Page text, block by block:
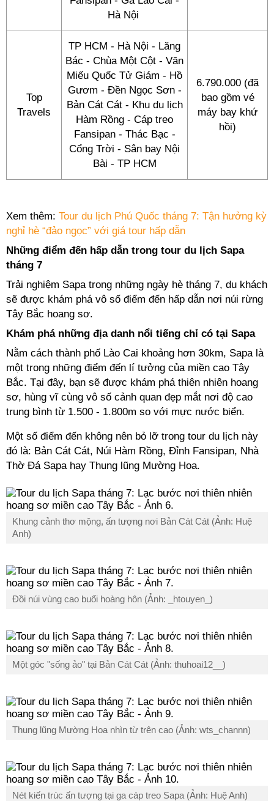
Hà Nội
Top
Travels
TP HCM - Hà Nội - Lăng
Bác - Chùa Một Cột - Văn
Miếu Quốc Tử Giám - Hồ
Gươm - Đền Ngọc Sơn -
Bản Cát Cát - Khu du lịch
Hàm Rồng - Cáp treo
Fansipan - Thác Bạc -
Cổng Trời - Sân bay Nội
Bài - TP HCM
6.790.000 (đã
bao gồm vé
máy bay khứ
hồi)
Xem thêm: Tour du lịch Phú Quốc tháng 7: Tận hưởng kỳ
nghỉ hè “đảo ngọc” với giá tour hấp dẫn
Những điểm đến hấp dẫn trong tour du lịch Sapa
tháng 7
Trải nghiệm Sapa trong những ngày hè tháng 7, du khách
sẽ được khám phá vô số điểm đến hấp dẫn nơi núi rừng
Tây Bắc hoang sơ.
Khám phá những địa danh nổi tiếng chỉ có tại Sapa
Nằm cách thành phố Lào Cai khoảng hơn 30km, Sapa là
một trong những điểm đến lí tưởng của miền cao Tây
Bắc. Tại đây, bạn sẽ được khám phá thiên nhiên hoang
sơ, hùng vĩ cùng vô số cảnh quan đẹp mắt nơi độ cao
trung bình từ 1.500 - 1.800m so với mực nước biển.
Một số điểm đến không nên bỏ lỡ trong tour du lịch này
đó là: Bản Cát Cát, Núi Hàm Rồng, Đỉnh Fansipan, Nhà
Thờ Đá Sapa hay Thung lũng Mường Hoa.
Khung cảnh thơ mộng, ấn tượng nơi Bản Cát Cát (Ảnh: Huệ
Anh)
Đồi núi vùng cao buổi hoàng hôn (Ảnh: _htouyen_)
Một góc "sống ảo" tại Bản Cát Cát (Ảnh: thuhoai12__)
Thung lũng Mường Hoa nhìn từ trên cao (Ảnh: wts_channn)
Nét kiến trúc ấn tượng tại ga cáp treo Sapa (Ảnh: Huệ Anh)